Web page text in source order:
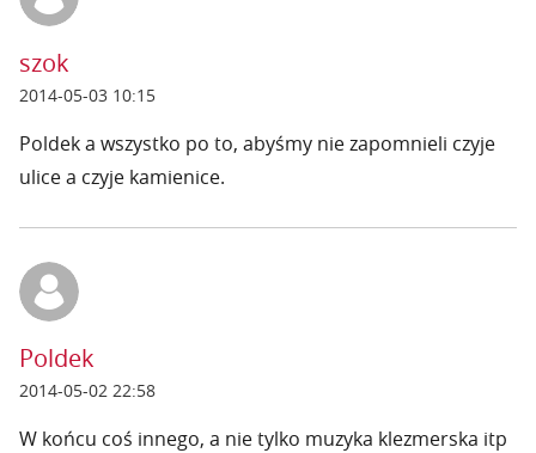
szok
2014-05-03 10:15
Poldek a wszystko po to, abyśmy nie zapomnieli czyje
ulice a czyje kamienice.
Poldek
2014-05-02 22:58
W końcu coś innego, a nie tylko muzyka klezmerska itp